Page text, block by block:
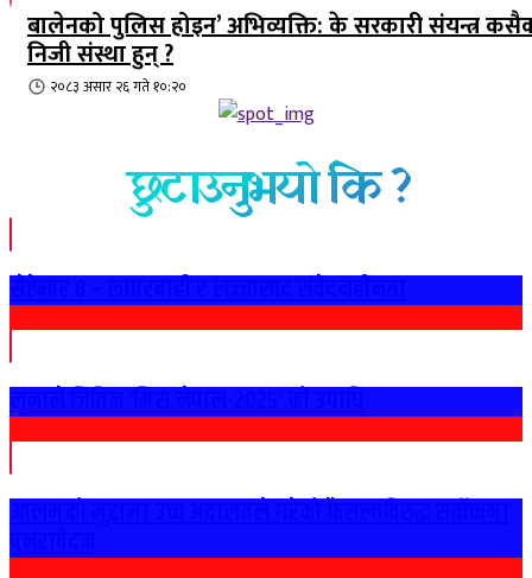
बालेनको पुलिस होइन’ अभिव्यक्ति: के सरकारी संयन्त्र
निजी संस्था हुन् ?
२०८३ असार २६ गते १०:२०
छुटाउनुभयो कि ?